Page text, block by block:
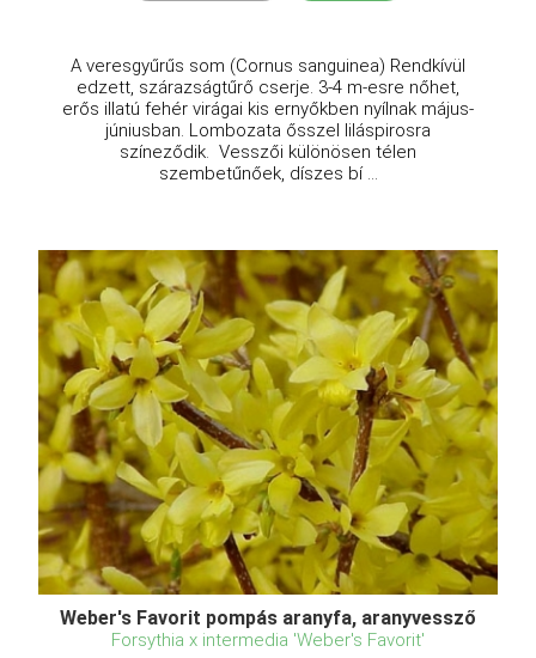
A veresgyűrűs som (Cornus sanguinea) Rendkívül
edzett, szárazságtűrő cserje. 3-4 m-esre nőhet,
erős illatú fehér virágai kis ernyőkben nyílnak május-
júniusban. Lombozata ősszel liláspirosra
színeződik. Vesszői különösen télen
szembetűnőek, díszes bí ...
Weber's Favorit pompás aranyfa, aranyvessző
Forsythia x intermedia 'Weber's Favorit'